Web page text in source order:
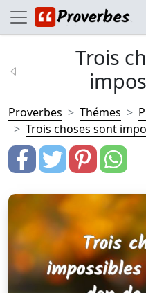
Trois
Proverbes Thémes
Trois choses sont